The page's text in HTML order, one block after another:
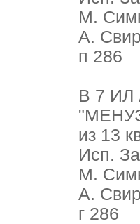
М.
А.
п 286
В 7 ИЛ
из 13
Исп.
М.
А.
г 286